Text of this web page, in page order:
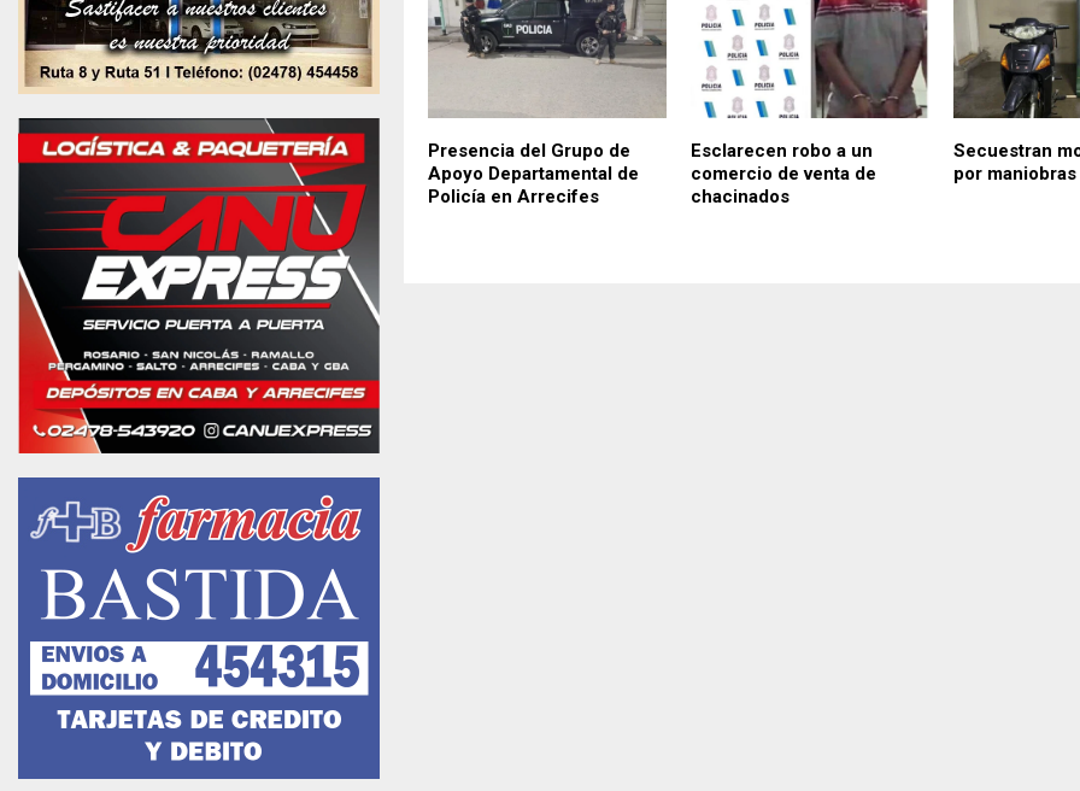
Presencia del Grupo de
Apoyo Departamental de
Policía en Arrecifes
Esclarecen robo a un
comercio de venta de
chacinados
Secuestran
por